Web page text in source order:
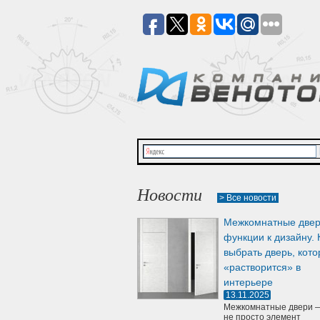
Новости > Все новости
Межкомнатные
функции к дизайну.
выбрать дверь,
«растворится» в
интерьере
13.11.2025
Межкомнатные двери
не просто элемент